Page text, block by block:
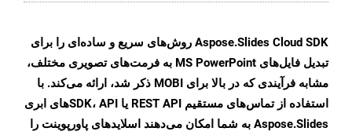
Aspose.Slides Cloud SDK روش‌های سریع و ساده‌ای را برای
تبدیل فایل‌های MS PowerPoint به فرمت‌های تصویری مختلف،
مشابه فرآیندی که در بالا برای MOBI ذکر شد، ارائه می‌کند. با
استفاده از تماس‌های مستقیم REST API یا SDK، APIهای ابری
Aspose.Slides به شما امکان می‌دهند اسلایدهای پاورپوینت را